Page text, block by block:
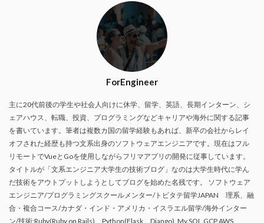
ForEngineer
主に20代前後の学生や社会人向けに休学、留学、英語、長期インターン、シ
ェアハウス、転職、投資、プログラミングなどキャリアや海外に関する記事
を書いています。筆者は複数カ国の留学経験もあれば、新卒の会社からレイ
オフされた経歴も持つ文系出身のソフトウェアエンジニアです。現在はフル
リモートでVueとGoを使用しながらフリマアプリの開発に従事しています。
タイトルが「文系エンジニア大学生の技術ブログ」なのは大学生時代に学ん
だ技術をアウトプットしようとしてブログを始めた名残です。 ソフトウェア
エンジニア/プログラミングスクールメンター/トビタテ留学JAPAN 理系、融
合・複合コース/カナダ・インド・アメリカ・イスラエル留学/海外インター
ン/技術:Ruby(Ruby on Rails)、Python(Flask、Django), My SQL,GCP,AWS,